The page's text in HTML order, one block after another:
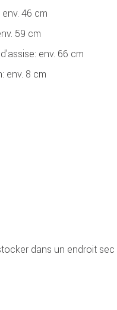
46 cm
59 cm
env. 66 cm
env. 8 cm
dans un endroit sec